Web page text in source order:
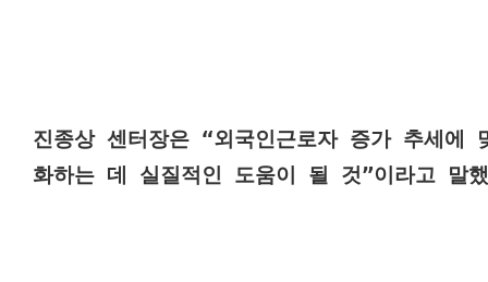
진종상 센터장은 “외국인근로자 증가 추세에
화하는 데 실질적인 도움이 될 것”이라고 말